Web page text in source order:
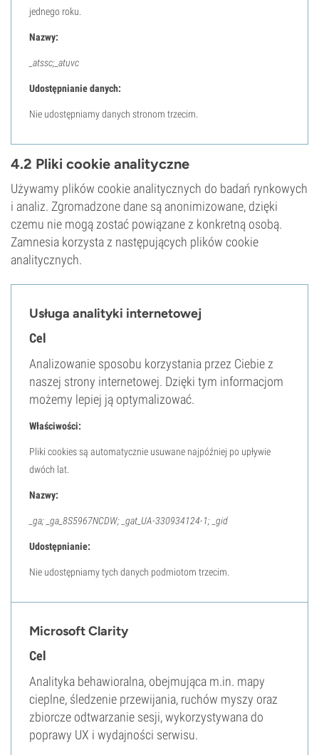
jednego roku.
Nazwy:
_atssc;_atuvc
Udostępnianie danych:
Nie udostępniamy danych stronom trzecim.
4.2 Pliki cookie analityczne
Używamy plików cookie analitycznych do badań rynkowych
i analiz. Zgromadzone dane są anonimizowane, dzięki
czemu nie mogą zostać powiązane z konkretną osobą.
Zamnesia korzysta z następujących plików cookie
analitycznych.
Usługa analityki internetowej
Cel
Analizowanie sposobu korzystania przez Ciebie z
naszej strony internetowej. Dzięki tym informacjom
możemy lepiej ją optymalizować.
Właściwości:
Pliki cookies są automatycznie usuwane najpóźniej po upływie
dwóch lat.
Nazwy:
_ga; _ga_8S5967NCDW; _gat_UA-330934124-1; _gid
Udostępnianie:
Nie udostępniamy tych danych podmiotom trzecim.
Microsoft Clarity
Cel
Analityka behawioralna, obejmująca m.in. mapy
cieplne, śledzenie przewijania, ruchów myszy oraz
zbiorcze odtwarzanie sesji, wykorzystywana do
poprawy UX i wydajności serwisu.